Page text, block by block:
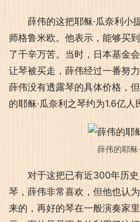
薛伟的这把耶稣·瓜奈利小
师格鲁米欧。他表示，能够买
了千辛万苦。当时，日本基金
让琴被买走，薛伟经过一番努
薛伟没有透露琴的具体价格，
的耶稣·瓜奈利之琴约为1.6亿人
薛伟的耶稣
对于这把已有近300年历
琴，薛伟非常喜欢，但他也认
来的，再好的琴在一般演奏家